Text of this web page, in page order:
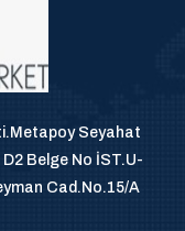
Seyahat
Belge No İST.U-
Cad.No.15/A